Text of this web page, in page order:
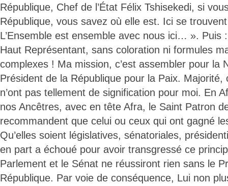
République, Chef de l’État Félix Tshisekedi, si
République, vous savez où elle est. Ici se
L’Ensemble est ensemble avec nous ici… ». Puis
Haut Représentant, sans coloration ni formules
complexes ! Ma mission, c’est assembler pour la
Président de la République pour la Paix. Majorité,
n’ont pas tellement de signification pour moi. En
nos Ancêtres, avec en tête Afra, le Saint Patron
recommandent que celui ou ceux qui ont gagné
Qu’elles soient législatives, sénatoriales,
en part a échoué pour avoir transgressé ce
Parlement et le Sénat ne réussiront rien sans le
République. Par voie de conséquence, Lui non